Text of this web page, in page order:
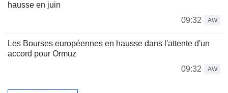
hausse en juin
09:32
AW
Les Bourses européennes en hausse dans l'attente d'un
accord pour Ormuz
09:32
AW